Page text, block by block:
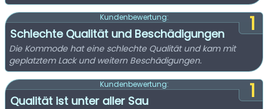
1
Kundenbewertung:
Schlechte Qualität und Beschädigungen
Die Kommode hat eine schlechte Qualität und kam mit
geplatztem Lack und weitern Beschädigungen.
1
Kundenbewertung:
Qualität ist unter aller Sau